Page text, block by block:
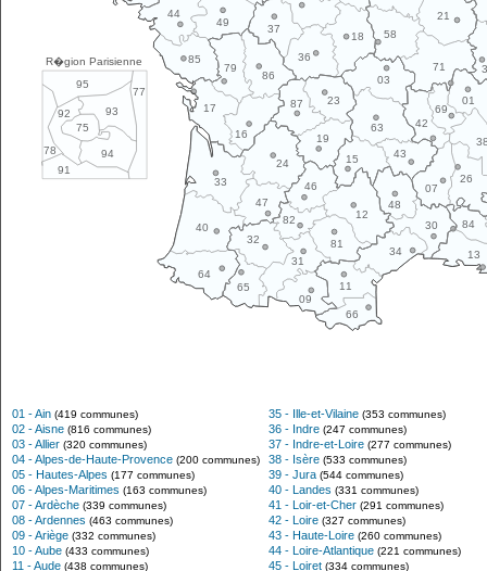
R�gion Parisienne
77
78
91
95
93
75
94
92
11
12
13
15
16
17
18
19
21
23
24
26
30
31
32
33
34
36
37
40
42
43
44
46
47
48
49
58
63
64
65
66
69
01
03
07
09
71
79
81
82 84
85
86
87
01 - Ain (419 communes)
02 - Aisne (816 communes)
03 - Allier (320 communes)
04 - Alpes-de-Haute-Provence (200 communes)
05 - Hautes-Alpes (177 communes)
06 - Alpes-Maritimes (163 communes)
07 - Ardèche (339 communes)
08 - Ardennes (463 communes)
09 - Ariège (332 communes)
10 - Aube (433 communes)
11 - Aude (438 communes)
35 - Ille-et-Vilaine (353 communes)
36 - Indre (247 communes)
37 - Indre-et-Loire (277 communes)
38 - Isère (533 communes)
39 - Jura (544 communes)
40 - Landes (331 communes)
41 - Loir-et-Cher (291 communes)
42 - Loire (327 communes)
43 - Haute-Loire (260 communes)
44 - Loire-Atlantique (221 communes)
45 - Loiret (334 communes)